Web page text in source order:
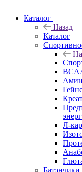
Каталог
Назад
Каталог
Л-
Батончики